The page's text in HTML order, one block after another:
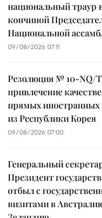
национальный траур
кончиной
Национальной
09/08/2026 07:11
Резолюция № 10-NQ/
привлечение
прямых иностранных
из Республики Корея
09/08/2026 07:00
Генеральный
Президент
отбыл с
визитами в